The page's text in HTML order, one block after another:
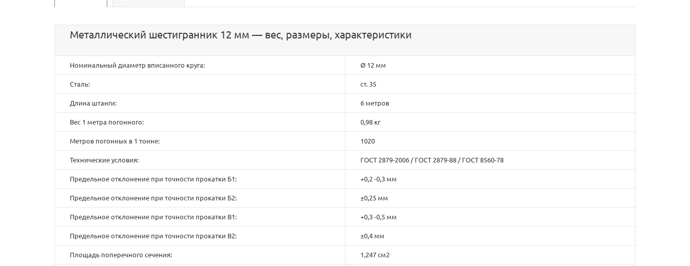
Металлический шестигранник 12 мм — вес, размеры, характеристики
Номинальный диаметр вписанного круга: Ø 12 мм
Сталь: ст. 35
Длина штанги: 6 метров
Вес 1 метра погонного: 0,98 кг
Метров погонных в 1 тонне: 1020
Технические условия: ГОСТ 2879-2006 / ГОСТ 2879-88 / ГОСТ 8560-78
Предельное отклонение при точности прокатки Б1: +0,2 -0,3 мм
Предельное отклонение при точности прокатки Б2: ±0,25 мм
Предельное отклонение при точности прокатки В1: +0,3 -0,5 мм
Предельное отклонение при точности прокатки В2: ±0,4 мм
Площадь поперечного сечения: 1,247 см2